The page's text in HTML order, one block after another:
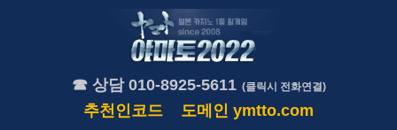
☎ 상담 010-8925-5611 (클릭시 전화연결)
추천인코드 도메인 ymtto.com